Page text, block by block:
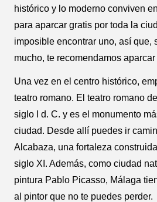
histórico y lo moderno conviven
para aparcar gratis por toda la
imposible encontrar uno, así que,
mucho, te recomendamos
Una vez en el centro histórico,
teatro romano. El teatro romano
siglo I d. C. y es el monumento
ciudad. Desde allí puedes ir
Alcabaza, una fortaleza
siglo XI. Además, como ciudad
pintura Pablo Picasso, Málaga
al pintor que no te puedes perder.